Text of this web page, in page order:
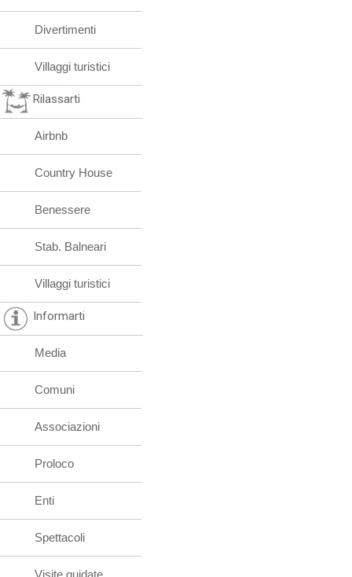
Divertimenti
Villaggi turistici
Rilassarti
Airbnb
Country House
Benessere
Stab. Balneari
Villaggi turistici
Informarti
Media
Comuni
Associazioni
Proloco
Enti
Spettacoli
Visite guidate